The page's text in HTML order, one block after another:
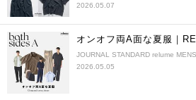
2026.05.07
オンオフ両A面な夏服｜
JOURNAL STANDARD relume
2026.05.05